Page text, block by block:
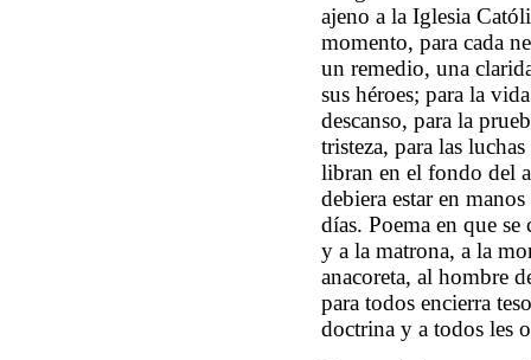
ajeno a la Iglesia
momento, para cada
un remedio, una
sus héroes; para la
descanso, para la
tristeza, para las
libran en el fondo del
debiera estar en
días. Poema en que
y a la matrona, a la
anacoreta, al hombre
para todos encierra
doctrina y a todos les